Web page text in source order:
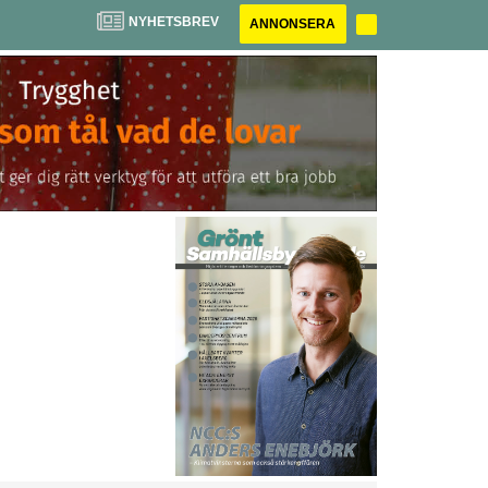
NYHETSBREV ANNONSERA